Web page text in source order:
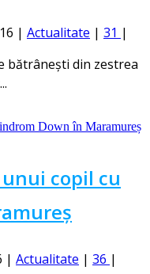
| Actualitate | 31 |
bătrânești din zestrea
copil cu
| Actualitate | 36 |